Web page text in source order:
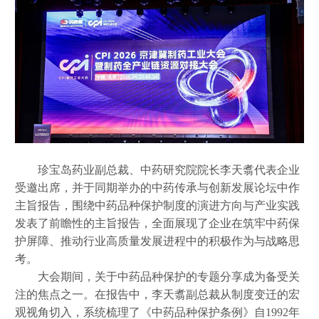
珍宝岛药业副总裁、中药研究院院长李天翥代表企业
受邀出席，并于同期举办的中药传承与创新发展论坛中作
主旨报告，围绕中药品种保护制度的演进方向与产业实践
发表了前瞻性的主旨报告，全面展现了企业在筑牢中药保
护屏障、推动行业高质量发展进程中的积极作为与战略思
考。
大会期间，关于中药品种保护的专题分享成为备受关
注的焦点之一。在报告中，李天翥副总裁从制度变迁的宏
观视角切入，系统梳理了《中药品种保护条例》自1992年